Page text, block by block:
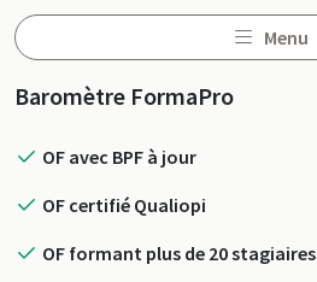
Menu
Profil
Baromètre FormaPro
OF avec BPF à jour
OF certifié Qualiopi
OF formant plus de 20 stagiaires